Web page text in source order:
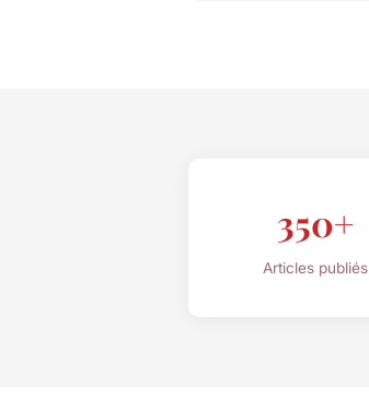
350+
Articles publiés